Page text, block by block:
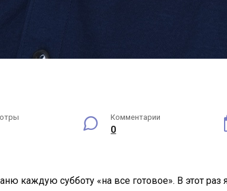
Комментарии
0
каждую субботу «на все готовое». В этот раз